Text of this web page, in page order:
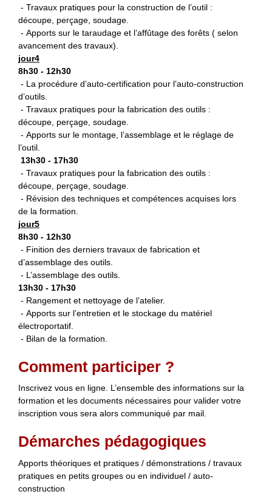
- Travaux pratiques pour la construction de l’outil :
découpe, perçage, soudage.
- Apports sur le taraudage et l’affûtage des forêts ( selon
avancement des travaux).
jour4
8h30 - 12h30
- La procédure d’auto-certification pour l’auto-construction
d’outils.
- Travaux pratiques pour la fabrication des outils :
découpe, perçage, soudage.
- Apports sur le montage, l’assemblage et le réglage de
l’outil.
13h30 - 17h30
- Travaux pratiques pour la fabrication des outils :
découpe, perçage, soudage.
- Révision des techniques et compétences acquises lors
de la formation.
jour5
8h30 - 12h30
- Finition des derniers travaux de fabrication et
d’assemblage des outils.
- L’assemblage des outils.
13h30 - 17h30
- Rangement et nettoyage de l’atelier.
- Apports sur l’entretien et le stockage du matériel
électroportatif.
- Bilan de la formation.
Comment participer ?
Inscrivez vous en ligne. L’ensemble des informations sur la
formation et les documents nécessaires pour valider votre
inscription vous sera alors communiqué par mail.
Démarches pédagogiques
Apports théoriques et pratiques / démonstrations / travaux
pratiques en petits groupes ou en individuel / auto-
construction